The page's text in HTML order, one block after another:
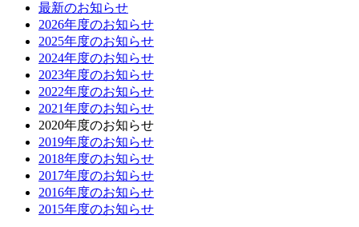
最新のお知らせ
2026年度のお知らせ
2025年度のお知らせ
2024年度のお知らせ
2023年度のお知らせ
2022年度のお知らせ
2021年度のお知らせ
2020年度のお知らせ
2019年度のお知らせ
2018年度のお知らせ
2017年度のお知らせ
2016年度のお知らせ
2015年度のお知らせ